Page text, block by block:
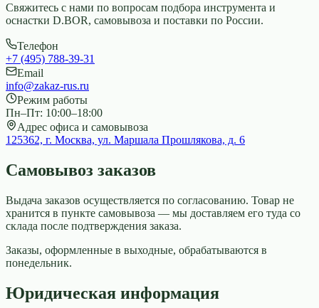
Свяжитесь с нами по вопросам подбора инструмента и
оснастки D.BOR, самовывоза и поставки по России.
Телефон
+7 (495) 788-39-31
Email
info@zakaz-rus.ru
Режим работы
Пн–Пт: 10:00–18:00
Адрес офиса и самовывоза
125362, г. Москва, ул. Маршала Прошлякова, д. 6
Самовывоз заказов
Выдача заказов осуществляется по согласованию. Товар не
хранится в пункте самовывоза — мы доставляем его туда со
склада после подтверждения заказа.
Заказы, оформленные в выходные, обрабатываются в
понедельник.
Юридическая информация